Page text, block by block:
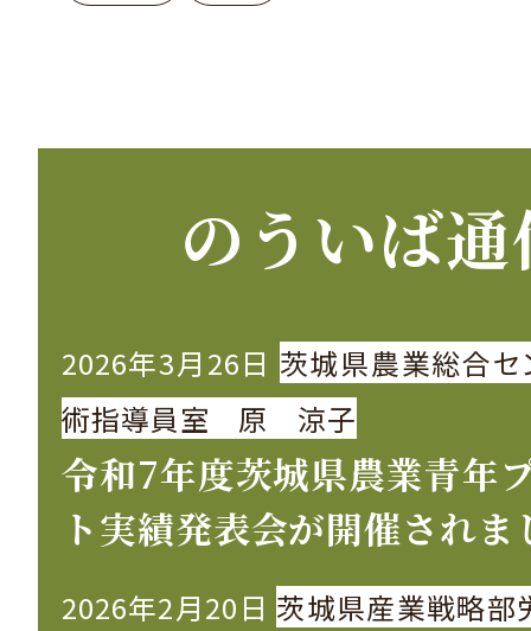
のういば
2026年3月26日 茨城県農業総合セ
術指導員室 原 涼子
令和7年度茨城県農業青年
ト実績発表会が開催されま
2026年2月20日 茨城県産業戦略部